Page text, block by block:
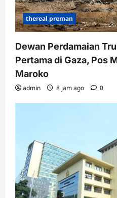
thereal preman
Dewan Perdamaian
Pertama di Gaza, Pos
Maroko
admin 8 jam ago 0